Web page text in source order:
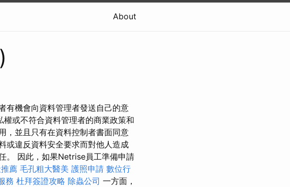
About
有機會向資料管理者發送自己的意
或不符合資料管理者的商業政策和
，並且只有在資料控制者書面同意
或違反資料安全要求而對他人造成
。 因此，如果Netrise員工準備申請
薦 毛孔粗大醫美 護照申請 數位行
務 杜拜簽證攻略 除蟲公司 一方面，